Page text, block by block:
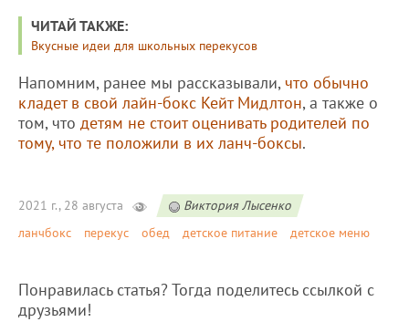
ЧИТАЙ ТАКЖЕ:
Вкусные идеи для школьных перекусов
Напомним, ранее мы рассказывали, что обычно
кладет в свой лайн-бокс Кейт Мидлтон, а также о
том, что детям не стоит оценивать родителей по
тому, что те положили в их ланч-боксы.
2021 г., 28 августа
Виктория Лысенко
ланчбокс
перекус обед детское питание детское меню
Понравилась статья? Тогда поделитесь ссылкой с
друзьями!